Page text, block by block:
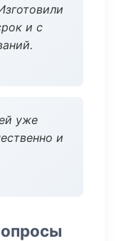
и с
уже
и